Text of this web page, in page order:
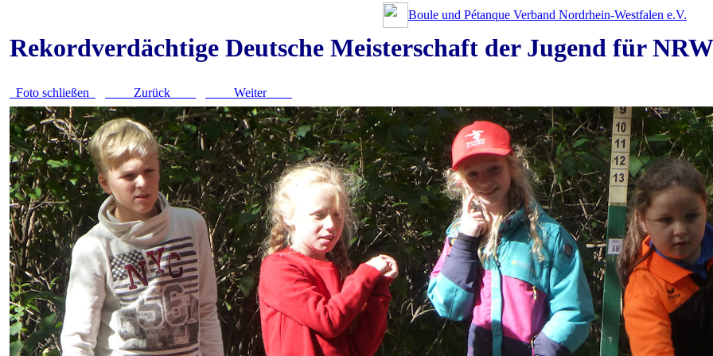
Boule und Pétanque Verband Nordrhein-Westfalen e.V.
Rekordverdächtige Deutsche Meisterschaft der Jugend für NRW
Foto schließen Zurück Weiter